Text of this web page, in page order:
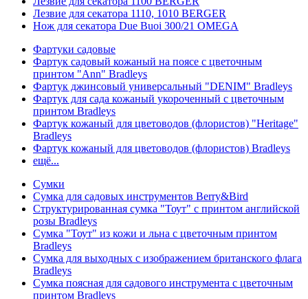
Лезвие для секатора 1110, 1010 BERGER
Нож для секатора Due Buoi 300/21 OMEGA
Фартуки садовые
Фартук садовый кожаный на поясе с цветочным
принтом "Ann" Bradleys
Фартук джинсовый универсальный "DENIM" Bradleys
Фартук для сада кожаный укороченный с цветочным
принтом Bradleys
Фартук кожаный для цветоводов (флористов) "Heritage"
Bradleys
Фартук кожаный для цветоводов (флористов) Bradleys
ещё...
Сумки
Сумка для садовых инструментов Berry&Bird
Структурированная сумка "Тоут" с принтом английской
розы Bradleys
Сумка "Тоут" из кожи и льна с цветочным принтом
Bradleys
Сумка для выходных с изображением британского флага
Bradleys
Сумка поясная для садового инструмента с цветочным
принтом Bradleys